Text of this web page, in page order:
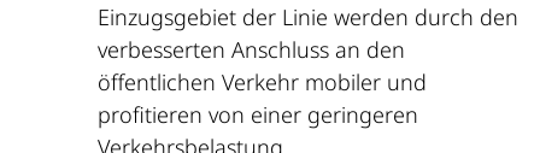
Einzugsgebiet der Linie werden durch den
verbesserten Anschluss an den
öffentlichen Verkehr mobiler und
profitieren von einer geringeren
Verkehrsbelastung.